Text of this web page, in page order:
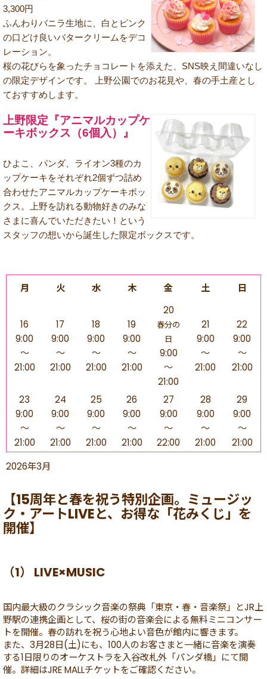
3,300円
ふんわりバニラ生地に、白とピンク
の口どけ良いバタークリームをデコ
レーション。
桜の花びらを象ったチョコレートを添えた、SNS映え間違いなし
の限定デザインです。 上野公園でのお花見や、春の手土産とし
ておすすめします。
上野限定『アニマルカップケ
ーキボックス（6個入）』
ひよこ、パンダ、ライオン3種のカ
ップケーキをそれぞれ2個ずつ詰め
合わせたアニマルカップケーキボッ
クス。上野を訪れる動物好きのみな
さまに喜んでいただきたい！という
スタッフの想いから誕生した限定ボックスです。
2026年3月
月 火 水 木 金 土 日
16
9:00
～
21:00
17
9:00
～
21:00
18
9:00
～
21:00
19
9:00
～
21:00
20
春分の
日
9:00
～
21:00
21
9:00
～
21:00
22
9:00
～
21:00
23
9:00
～
21:00
24
9:00
～
21:00
25
9:00
～
21:00
26
9:00
～
21:00
27
9:00
～
22:00
28
9:00
～
21:00
29
9:00
～
21:00
【15周年と春を祝う特別企画。ミュージッ
ク・アートLIVEと、お得な「花みくじ」を
開催】
（1） LIVE×MUSIC
国内最大級のクラシック音楽の祭典「東京・春・音楽祭」とJR上
野駅の連携企画として、桜の街の音楽会による無料ミニコンサー
トを開催。春の訪れを祝う心地よい音色が館内に響きます。
また、3月28日(土)にも、100人のお客さまと一緒に音楽を演奏
する1日限りのオーケストラを入谷改札外「パンダ橋」にて開
催。詳細はJRE MALLチケットをご確認ください。